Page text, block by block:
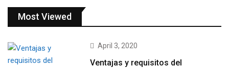
Most Viewed
April 3, 2020
Ventajas y requisitos del